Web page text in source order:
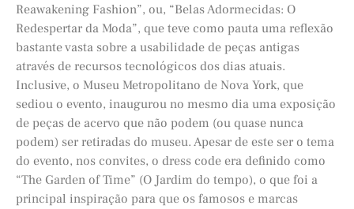
Reawakening Fashion”, ou, “Belas Adormecidas: O
Redespertar da Moda”, que teve como pauta uma reflexão
bastante vasta sobre a usabilidade de peças antigas
através de recursos tecnológicos dos dias atuais.
Inclusive, o Museu Metropolitano de Nova York, que
sediou o evento, inaugurou no mesmo dia uma exposição
de peças de acervo que não podem (ou quase nunca
podem) ser retiradas do museu. Apesar de este ser o tema
do evento, nos convites, o dress code era definido como
“The Garden of Time” (O Jardim do tempo), o que foi a
principal inspiração para que os famosos e marcas